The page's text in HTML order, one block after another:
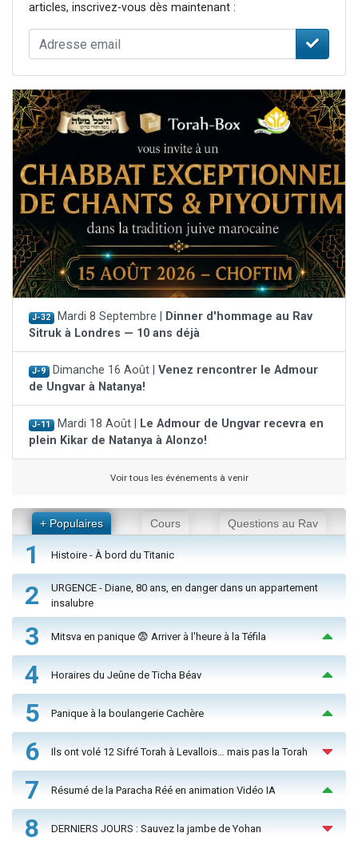
articles, inscrivez-vous dès maintenant :
J-32 Mardi 8 Septembre |
Dinner d'hommage au Rav
Sitruk à Londres — 10 ans déjà
J-9 Dimanche 16 Août | Venez rencontrer le Admour
de Ungvar à Natanya!
J-11 Mardi 18 Août |
Le Admour de Ungvar recevra en
plein Kikar de Natanya à Alonzo!
Voir tous les événements à venir
+ Populaires Cours Questions au Rav
1 Histoire - À bord du Titanic
2
URGENCE - Diane, 80 ans, en danger dans un appartement
insalubre
3 Mitsva en panique 😨 Arriver à l'heure à la Téfila
4 Horaires du Jeûne de Ticha Béav
5 Panique à la boulangerie Cachère
6 Ils ont volé 12 Sifré Torah à Levallois… mais pas la Torah
7 Résumé de la Paracha Réé en animation Vidéo IA
8 DERNIERS JOURS : Sauvez la jambe de Yohan